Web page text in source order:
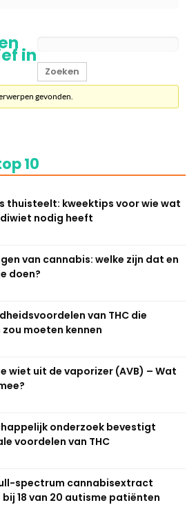
in
gevonden.
10
thuisteelt: kweektips voor wie wat
nodig heeft
van cannabis: welke zijn dat en
doen?
van THC die
moeten kennen
wiet uit de vaporizer (AVB) – Wat
onderzoek bevestigt
voordelen van THC
spectrum cannabisextract
18 van 20 autisme patiënten